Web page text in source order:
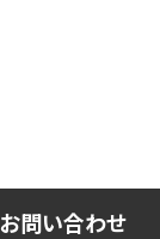
お問い合わせ